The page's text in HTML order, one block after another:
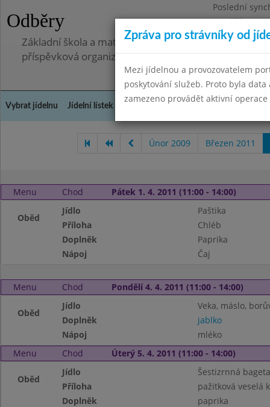
Odběry
Poslední
Pondělí
Základní škola a mateřská škola, Pavlovice u
příspěvková organizace
Vybrat jídelnu Jídelní lístek Kontakty a informace
Únor 2009 Březen 2011
Menu Chod Pátek 1. 4. 2011 (11:00 - 14:00)
Oběd
Jídlo
Paštika
Příloha
Chléb
Doplněk
Paprika
Nápoj
Čaj
Menu Chod Pondělí 4. 4. 2011 (11:00 - 14:00)
Oběd
Jídlo
Veka, máslo,
Doplněk
jablko
Nápoj
mléko
Menu
Chod Úterý 5. 4. 2011 (11:00 - 14:00)
Oběd
Jídlo
Šestizrnná bageta
Příloha
pažitková veselá
Doplněk
paprika
Zpráva pro strávníky od
Mezi jídelnou a provozovatelem
poskytování služeb. Proto byla
zamezeno provádět aktivní